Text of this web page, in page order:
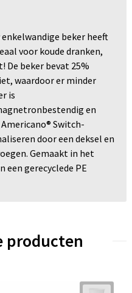
beker heeft
voor koude dranken,
De beker bevat 25%
waardoor er minder
is
en
Switch-
door een deksel en
Gemaakt in het
een gerecyclede PE
producten